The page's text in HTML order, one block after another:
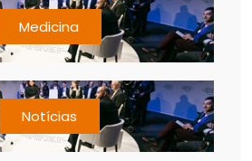
Medicina
Notícias